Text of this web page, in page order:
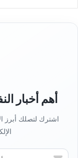
أهم أخبار
اشترك لتصلك أبرز
أ